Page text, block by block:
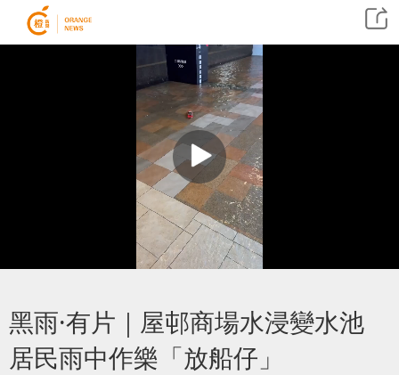
黑雨·有片｜屋邨商場水浸變水池
居民雨中作樂「放船仔」